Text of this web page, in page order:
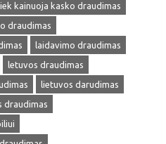
kainuoja kasko draudimas
draudimas
laidavimo draudimas
letuvos draudimas
lietuvos darudimas
draudimas